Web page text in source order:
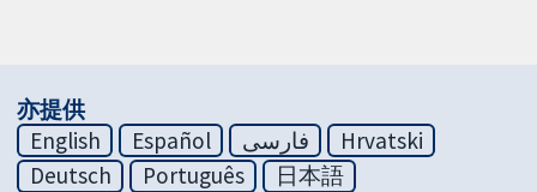
亦提供
English
Español فارسی
Hrvatski
Deutsch
Português
日本語